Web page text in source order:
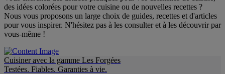
des idées colorées pour votre cuisine ou de nouvelles recettes ?
Nous vous proposons un large choix de guides, recettes et d'articles
pour vous inspirer. N'hésitez pas à les consulter et à les découvrir par
vous-même !
Cuisiner avec la gamme Les Forgées
Testées. Fiables. Garanties à vie.